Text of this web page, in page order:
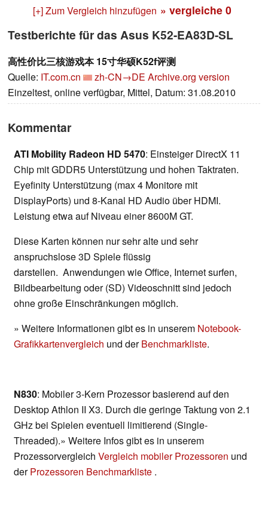
[+] Zum Vergleich hinzufügen » vergleiche 0
Testberichte für das Asus K52-EA83D-SL
高性价比三核游戏本 15寸华硕K52f评测
Quelle: IT.com.cn zh-CN→DE Archive.org version
Einzeltest, online verfügbar, Mittel, Datum: 31.08.2010
Kommentar
ATI Mobility Radeon HD 5470: Einsteiger DirectX 11
Chip mit GDDR5 Unterstützung und hohen Taktraten.
Eyefinity Unterstützung (max 4 Monitore mit
DisplayPorts) und 8-Kanal HD Audio über HDMI.
Leistung etwa auf Niveau einer 8600M GT.
Diese Karten können nur sehr alte und sehr
anspruchslose 3D Spiele flüssig
darstellen. Anwendungen wie Office, Internet surfen,
Bildbearbeitung oder (SD) Videoschnitt sind jedoch
ohne große Einschränkungen möglich.
» Weitere Informationen gibt es in unserem Notebook-
Grafikkartenvergleich und derBenchmarkliste.
N830: Mobiler 3-Kern Prozessor basierend auf den
Desktop Athlon II X3. Durch die geringe Taktung von 2.1
GHz bei Spielen eventuell limitierend (Single-
Threaded).» Weitere Infos gibt es in unserem
Prozessorvergleich Vergleich mobiler Prozessoren und
derProzessoren Benchmarkliste .